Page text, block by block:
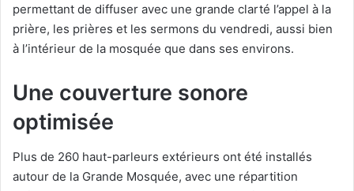
permettant de diffuser avec une grande clarté l’appel à la
prière, les prières et les sermons du vendredi, aussi bien
à l’intérieur de la mosquée que dans ses environs.
Une couverture sonore
optimisée
Plus de 260 haut-parleurs extérieurs ont été installés
autour de la Grande Mosquée, avec une répartition